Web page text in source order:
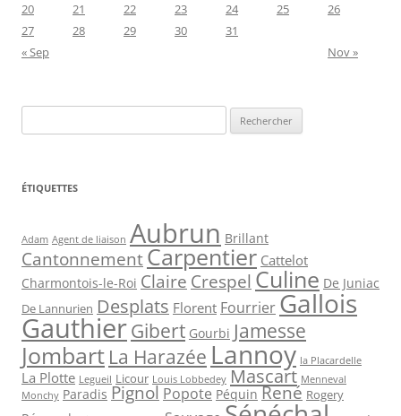
20
21 22 23 24 25
26
27
28 29 30
31
« Sep
Nov »
ÉTIQUETTES
Adam Agent de liaison Aubrun Brillant
Cantonnement Carpentier Cattelot
Charmontois-le-Roi Claire Crespel Culine De Juniac
De Lannurien Desplats Florent FourrierGallois
GauthierGibert Gourbi Jamesse
Jombart La Harazée Lannoy la Placardelle
La Plotte Legueil Licour Louis Lobbedey Mascart Menneval
Monchy Paradis Pignol Popote Péquin René Rogery